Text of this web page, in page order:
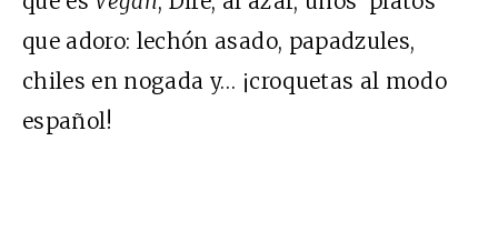
que adoro: lechón asado, papadzules,
chiles en nogada y… ¡croquetas al modo
español!